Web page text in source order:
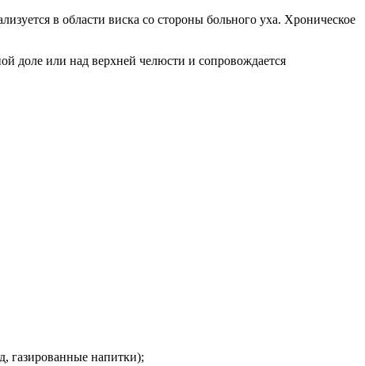
в области виска со стороны больного уха. Хроническое
доле или над верхней челюсти и сопровождается
газированные напитки);